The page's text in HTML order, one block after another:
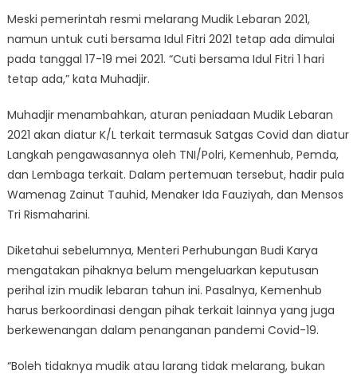
Meski pemerintah resmi melarang Mudik Lebaran 2021,
namun untuk cuti bersama Idul Fitri 2021 tetap ada dimulai
pada tanggal 17-19 mei 2021. “Cuti bersama Idul Fitri 1 hari
tetap ada,” kata Muhadjir.
Muhadjir menambahkan, aturan peniadaan Mudik Lebaran
2021 akan diatur K/L terkait termasuk Satgas Covid dan diatur
Langkah pengawasannya oleh TNI/Polri, Kemenhub, Pemda,
dan Lembaga terkait. Dalam pertemuan tersebut, hadir pula
Wamenag Zainut Tauhid, Menaker Ida Fauziyah, dan Mensos
Tri Rismaharini.
Diketahui sebelumnya, Menteri Perhubungan Budi Karya
mengatakan pihaknya belum mengeluarkan keputusan
perihal izin mudik lebaran tahun ini. Pasalnya, Kemenhub
harus berkoordinasi dengan pihak terkait lainnya yang juga
berkewenangan dalam penanganan pandemi Covid-19.
“Boleh tidaknya mudik atau larang tidak melarang, bukan